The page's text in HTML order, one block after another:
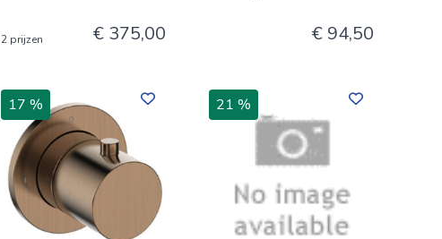
2 prijzen € 375,00 € 94,50
17 % 21 %